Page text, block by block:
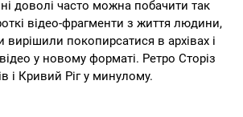
доволі часто можна побачити так
відео-фрагменти з життя людини,
вирішили покопирсатися в архівах і
у новому форматі. Ретро Сторіз
і Кривий Ріг у минулому.